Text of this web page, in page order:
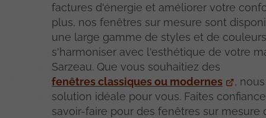
factures d'énergie et améliorer votre
plus, nos fenêtres sur mesure sont
une large gamme de styles et de
s'harmoniser avec l'esthétique de votre
Sarzeau. Que vous souhaitiez des
fenêtres classiques ou modernes
,
solution idéale pour vous. Faites
savoir-faire pour des fenêtres sur mesure